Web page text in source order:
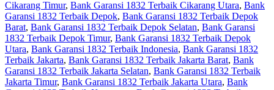
Cikarang Timur, Bank Garansi 1832 Terbaik Cikarang Utara, Bank
Garansi 1832 Terbaik Depok, Bank Garansi 1832 Terbaik Depok
Barat, Bank Garansi 1832 Terbaik Depok Selatan, Bank Garansi
1832 Terbaik Depok Timur, Bank Garansi 1832 Terbaik Depok
Utara, Bank Garansi 1832 Terbaik Indonesia, Bank Garansi 1832
Terbaik Jakarta, Bank Garansi 1832 Terbaik Jakarta Barat, Bank
Garansi 1832 Terbaik Jakarta Selatan, Bank Garansi 1832 Terbaik
Jakarta Timur, Bank Garansi 1832 Terbaik Jakarta Utara, Bank